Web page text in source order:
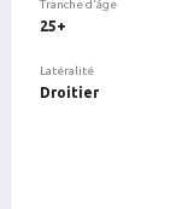
Tranche d'âge
25+
Latéralité
Droitier